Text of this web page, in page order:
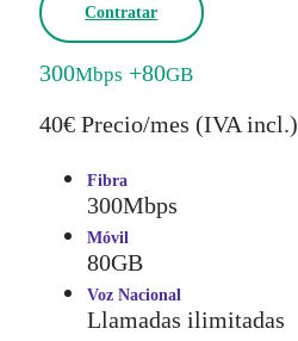
Contratar
300Mbps +80GB
40€ Precio/mes (IVA incl.)
Fibra
300Mbps
Móvil
80GB
Voz Nacional
Llamadas ilimitadas